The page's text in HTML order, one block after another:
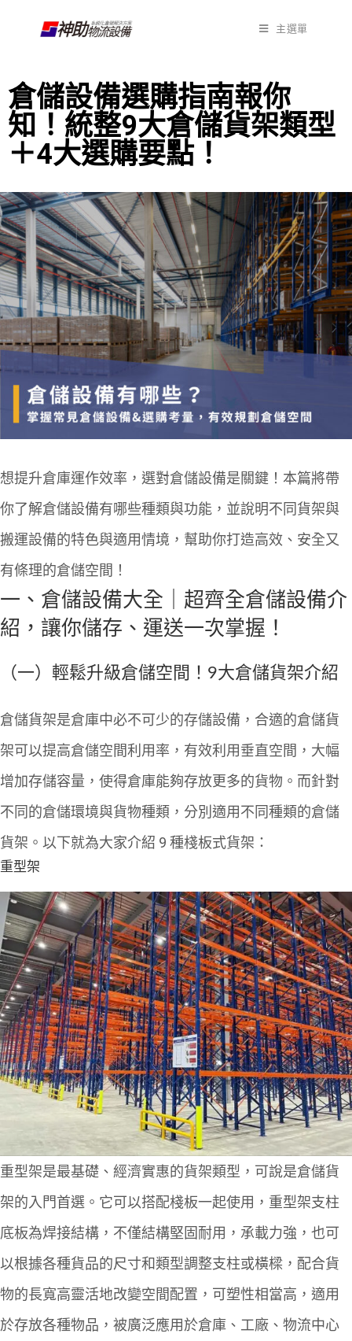
主選單
倉儲設備選購指南報你
知！統整9大倉儲貨架類型
＋4大選購要點！
想提升倉庫運作效率，選對倉儲設備是關鍵！本篇將帶
你了解倉儲設備有哪些種類與功能，並說明不同貨架與
搬運設備的特色與適用情境，幫助你打造高效、安全又
有條理的倉儲空間！
一、 倉儲設備大全｜超齊全倉儲設備介
紹，讓你儲存、運送一次掌握！
（一）輕鬆升級倉儲空間！9大倉儲貨架介紹
倉儲貨架是倉庫中必不可少的存儲設備，合適的倉儲貨
架可以提高倉儲空間利用率，有效利用垂直空間，大幅
增加存儲容量，使得倉庫能夠存放更多的貨物。而針對
不同的倉儲環境與貨物種類，分別適用不同種類的倉儲
貨架。以下就為大家介紹 9 種棧板式貨架：
重型架
重型架是最基礎、經濟實惠的貨架類型，可說是倉儲貨
架的入門首選。它可以搭配棧板一起使用，重型架支柱
底板為焊接結構，不僅結構堅固耐用，承載力強，也可
以根據各種貨品的尺寸和類型調整支柱或橫樑，配合貨
物的長寬高靈活地改變空間配置，可塑性相當高，適用
於存放各種物品，被廣泛應用於倉庫、工廠、物流中心